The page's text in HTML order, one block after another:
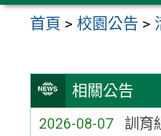
首頁 >校園公告 >
相關公告
2026-08-07 訓育